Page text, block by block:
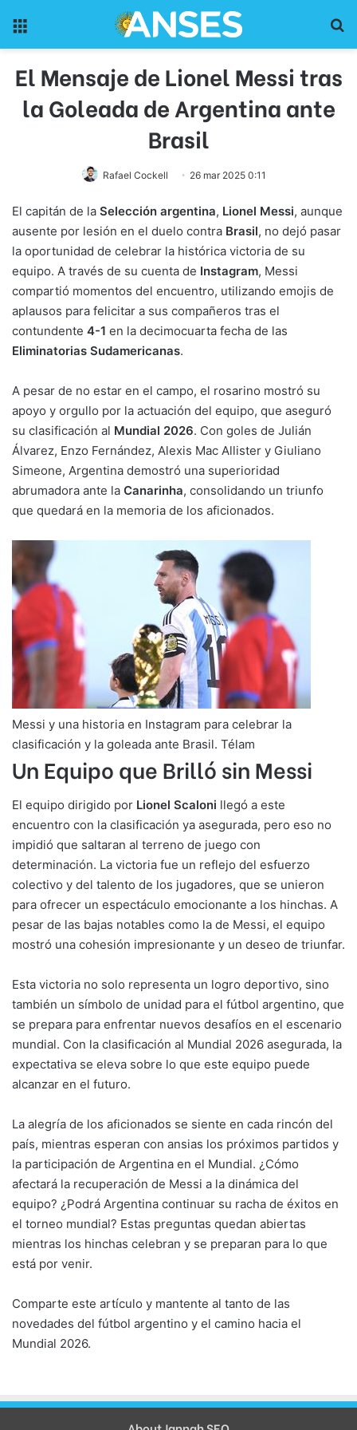
El Mensaje de Lionel Messi tras
la Goleada de Argentina ante
Brasil
Rafael Cockell 26 mar 2025 0:11
El capitán de la Selección argentina, Lionel Messi, aunque
ausente por lesión en el duelo contra Brasil, no dejó pasar
la oportunidad de celebrar la histórica victoria de su
equipo. A través de su cuenta de Instagram, Messi
compartió momentos del encuentro, utilizando emojis de
aplausos para felicitar a sus compañeros tras el
contundente 4-1 en la decimocuarta fecha de las
Eliminatorias Sudamericanas.
A pesar de no estar en el campo, el rosarino mostró su
apoyo y orgullo por la actuación del equipo, que aseguró
su clasificación al Mundial 2026. Con goles de Julián
Álvarez, Enzo Fernández, Alexis Mac Allister y Giuliano
Simeone, Argentina demostró una superioridad
abrumadora ante la Canarinha, consolidando un triunfo
que quedará en la memoria de los aficionados.
Messi y una historia en Instagram para celebrar la
clasificación y la goleada ante Brasil. Télam
Un Equipo que Brilló sin Messi
El equipo dirigido por Lionel Scaloni llegó a este
encuentro con la clasificación ya asegurada, pero eso no
impidió que saltaran al terreno de juego con
determinación. La victoria fue un reflejo del esfuerzo
colectivo y del talento de los jugadores, que se unieron
para ofrecer un espectáculo emocionante a los hinchas. A
pesar de las bajas notables como la de Messi, el equipo
mostró una cohesión impresionante y un deseo de triunfar.
Esta victoria no solo representa un logro deportivo, sino
también un símbolo de unidad para el fútbol argentino, que
se prepara para enfrentar nuevos desafíos en el escenario
mundial. Con la clasificación al Mundial 2026 asegurada, la
expectativa se eleva sobre lo que este equipo puede
alcanzar en el futuro.
La alegría de los aficionados se siente en cada rincón del
país, mientras esperan con ansias los próximos partidos y
la participación de Argentina en el Mundial. ¿Cómo
afectará la recuperación de Messi a la dinámica del
equipo? ¿Podrá Argentina continuar su racha de éxitos en
el torneo mundial? Estas preguntas quedan abiertas
mientras los hinchas celebran y se preparan para lo que
está por venir.
Comparte este artículo y mantente al tanto de las
novedades del fútbol argentino y el camino hacia el
Mundial 2026.